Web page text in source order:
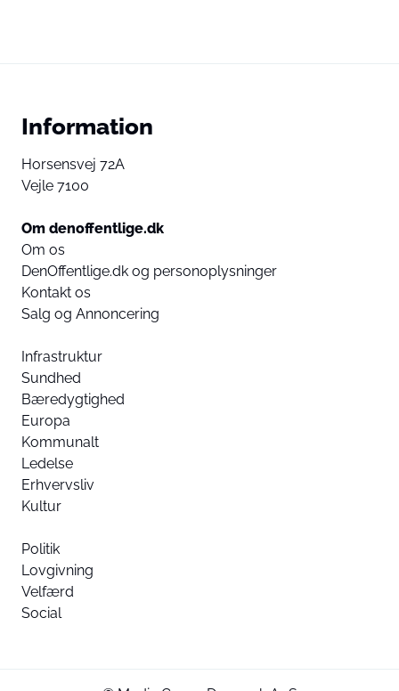
Information
Horsensvej 72A
Vejle 7100
Om denoffentlige.dk
Om os
DenOffentlige.dk og personoplysninger
Kontakt os
Salg og Annoncering
Infrastruktur
Sundhed
Bæredygtighed
Europa
Kommunalt
Ledelse
Erhvervsliv
Kultur
Politik
Lovgivning
Velfærd
Social